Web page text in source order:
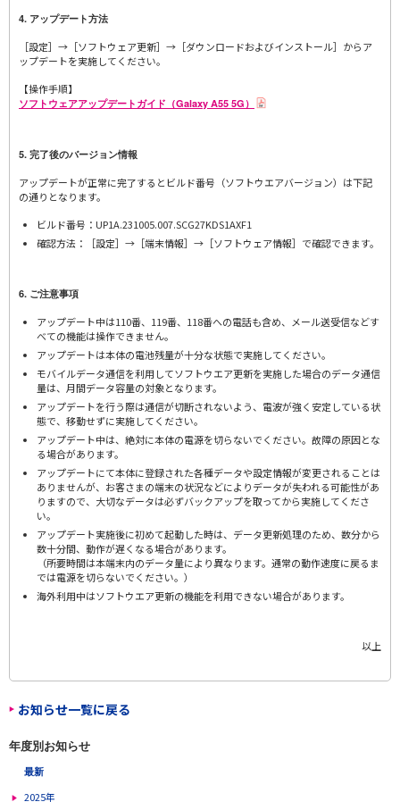
4. アップデート方法
［設定］→［ソフトウェア更新］→［ダウンロードおよびインストール］からア
ップデートを実施してください。
【操作手順】
ソフトウェアアップデートガイド（Galaxy A55 5G）
5. 完了後のバージョン情報
アップデートが正常に完了するとビルド番号（ソフトウエアバージョン）は下記
の通りとなります。
ビルド番号：UP1A.231005.007.SCG27KDS1AXF1
確認方法：［設定］→［端末情報］→［ソフトウェア情報］で確認できます。
6. ご注意事項
アップデート中は110番、119番、118番への電話も含め、メール送受信などす
べての機能は操作できません。
アップデートは本体の電池残量が十分な状態で実施してください。
モバイルデータ通信を利用してソフトウエア更新を実施した場合のデータ通信
量は、月間データ容量の対象となります。
アップデートを行う際は通信が切断されないよう、電波が強く安定している状
態で、移動せずに実施してください。
アップデート中は、絶対に本体の電源を切らないでください。故障の原因とな
る場合があります。
アップデートにて本体に登録された各種データや設定情報が変更されることは
ありませんが、お客さまの端末の状況などによりデータが失われる可能性があ
りますので、大切なデータは必ずバックアップを取ってから実施してくださ
い。
アップデート実施後に初めて起動した時は、データ更新処理のため、数分から
数十分間、動作が遅くなる場合があります。
（所要時間は本端末内のデータ量により異なります。通常の動作速度に戻るま
では電源を切らないでください。）
海外利用中はソフトウエア更新の機能を利用できない場合があります。
以上
お知らせ一覧に戻る
年度別お知らせ
最新
2025年